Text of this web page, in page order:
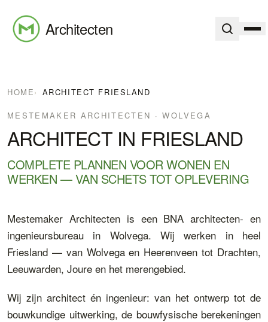
Architecten
HOME› ARCHITECT FRIESLAND
MESTEMAKER ARCHITECTEN · WOLVEGA
ARCHITECT IN FRIESLAND
COMPLETE PLANNEN VOOR WONEN EN
WERKEN — VAN SCHETS TOT OPLEVERING
Mestemaker Architecten is een BNA architecten- en
ingenieursbureau in Wolvega. Wij werken in heel
Friesland — van Wolvega en Heerenveen tot Drachten,
Leeuwarden, Joure en het merengebied.
Wij zijn architect én ingenieur: van het ontwerp tot de
bouwkundige uitwerking, de bouwfysische berekeningen